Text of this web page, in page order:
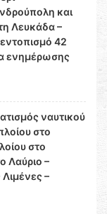
και
Λευκάδα –
42
ενημέρωσης
ναυτικού
στο
στο
Λαύριο –
–